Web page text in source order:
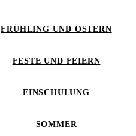
FRÜHLING UND OSTERN
FESTE UND FEIERN
EINSCHULUNG
SOMMER